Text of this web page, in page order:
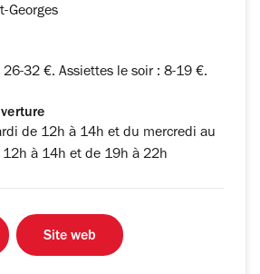
Georges
32 €. Assiettes le soir : 8-19 €.
de 12h à 14h et du mercredi au
à 14h et de 19h à 22h
Site web